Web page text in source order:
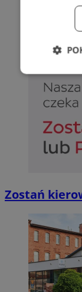
Zostań
takich
można